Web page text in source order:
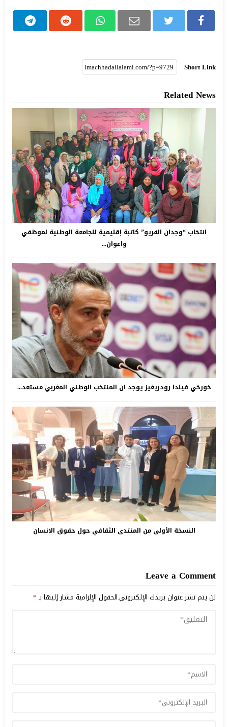
Short Link
Related News
انتخاب “وجدان الفريو” كاتبة إقليمية للجامعة الوطنية لموظفي
واعوان...
خورخي فيلدا رودريغيز يوجد ان المنتخب الوطني المغربي مستعد...
النسخة الأولى من المنتدى الثقافي حول حقوق الانسان
Leave a Comment
لن يتم نشر عنوان بريدك الإلكتروني.الحقول الإلزامية مشار إليها بـ*